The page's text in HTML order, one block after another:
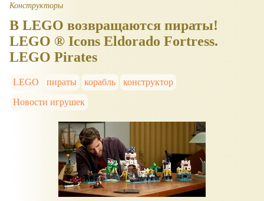
Конструкторы
В LEGO возвращаются пираты!
LEGO ® Icons Eldorado Fortress.
LEGO Pirates
LEGO пираты корабль
конструктор
Новости игрушек